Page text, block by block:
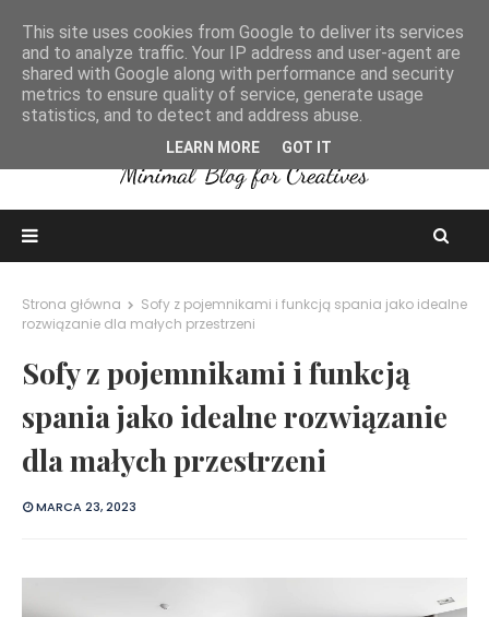
Strona główna
Sofy z pojemnikami i funkcją spania jako idealne
rozwiązanie dla małych przestrzeni
Sofy z pojemnikami i funkcją
spania jako idealne rozwiązanie
dla małych przestrzeni
MARCA 23, 2023
This site uses cookies from Google to deliver its services
and to analyze traffic. Your IP address and user-agent are
shared with Google along with performance and security
metrics to ensure quality of service, generate usage
statistics, and to detect and address abuse.
LEARN MORE GOT IT